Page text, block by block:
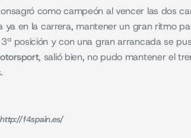
como campeón al vencer las dos
ya en la carrera, mantener un gran ritmo
posición y con una gran arrancada se
, salió bien, no pudo mantener el
http://f4spain.es/